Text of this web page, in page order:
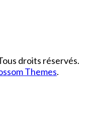
droits réservés.
Themes.